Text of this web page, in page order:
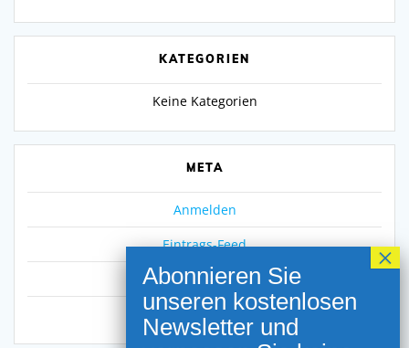
KATEGORIEN
Keine Kategorien
META
Anmelden
Eintrags-Feed
Kommentar-Feed
WordPress.org